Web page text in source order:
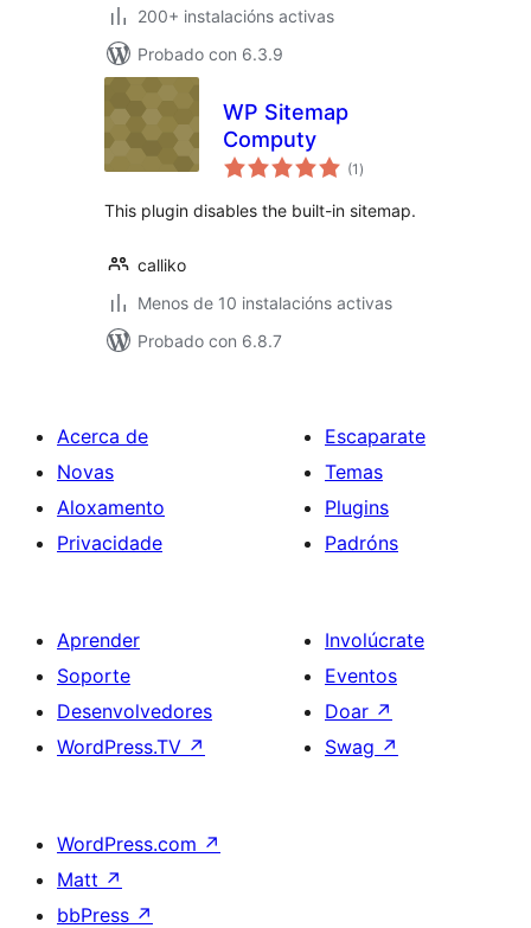
200+ instalacións activas
Probado con 6.3.9
WP Sitemap
Computy
(1 valoracións
totais
)
This plugin disables the built-in sitemap.
calliko
Menos de 10 instalacións activas
Probado con 6.8.7
Acerca de
Novas
Aloxamento
Privacidade
Escaparate
Temas
Plugins
Padróns
Aprender
Soporte
Desenvolvedores
WordPress.TV ↗
Involúcrate
Eventos
Doar ↗
Swag ↗
WordPress.com ↗
Matt ↗
bbPress ↗